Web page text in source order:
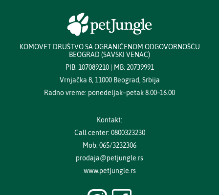
KOMOVET DRUŠTVO SA OGRANIČENOM ODGOVORNOŠĆU
BEOGRAD (SAVSKI VENAC)
PIB: 107089210 | MB: 20739991
Vrnjačka 8, 11000 Beograd, Srbija
Radno vreme: ponedeljak–petak 8.00–16.00
Kontakt:
Call center: 0800323230
Mob: 065/3232306
prodaja@petjungle.rs
www.petjungle.rs